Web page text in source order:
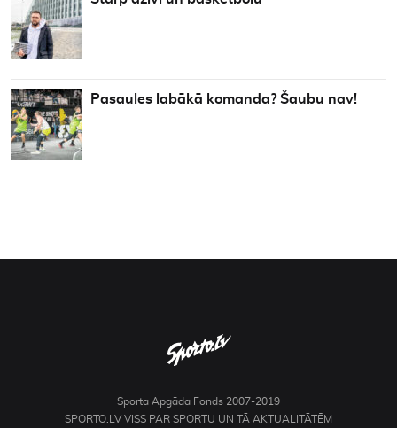
Pasaules labākā komanda? Šaubu nav!
Sporta Apgāda Fonds 2007-2019
SPORTO.LV VISS PAR SPORTU UN TĀ AKTUALITĀTĒM